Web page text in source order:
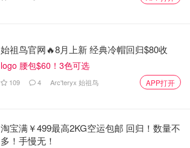
始祖鸟官网🔥8月上新 经典冷帽回归$80收
logo 腰包$60！3色可选
109 4 Arc'teryx 始祖鸟 APP打开
淘宝满￥499最高2KG空运包邮 回归！数量不
多！手慢无！